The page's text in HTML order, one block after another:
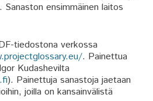
ensimmäinen laitos
tiedostona verkossa
. Painettua
Kudashevilta
). Painettuja sanastoja jaetaan
joilla on kansainvälistä